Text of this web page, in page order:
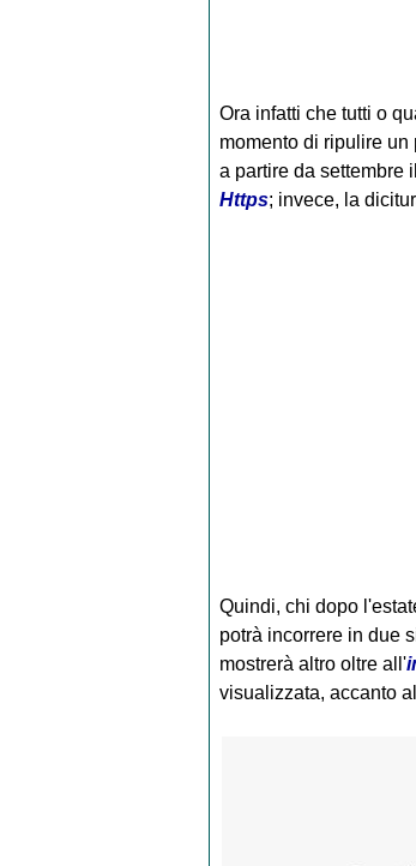
Ora infatti che tutti o
momento di ripulire
a partire da settembre
Https; invece, la
Quindi, chi dopo
potrà incorrere in due
mostrerà altro oltre all'
visualizzata, accanto